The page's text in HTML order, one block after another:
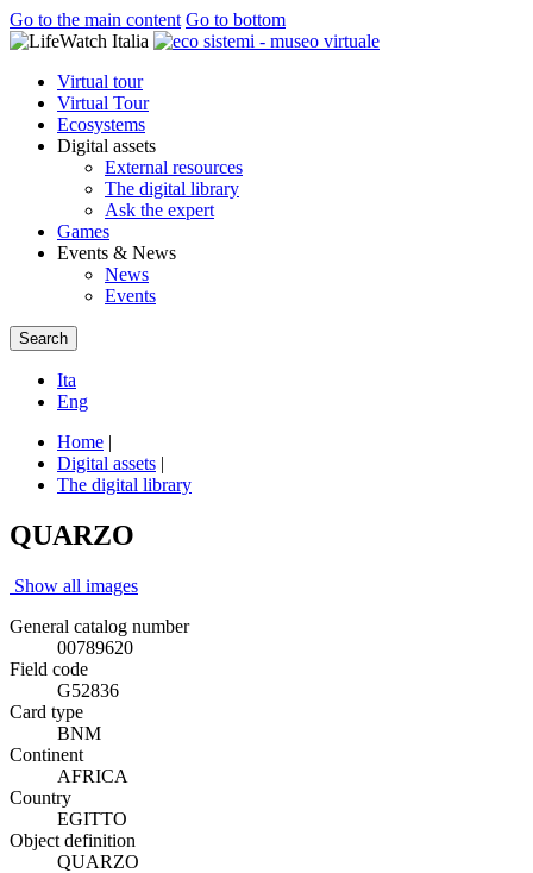
Go to the main content Go to bottom
Virtual tour
Virtual Tour
Ecosystems
Digital assets
External resources
The digital library
Ask the expert
Games
Events & News
News
Events
Search
Ita
Eng
Home |
Digital assets |
The digital library
QUARZO
Show all images
General catalog number
00789620
Field code
G52836
Card type
BNM
Continent
AFRICA
Country
EGITTO
Object definition
QUARZO